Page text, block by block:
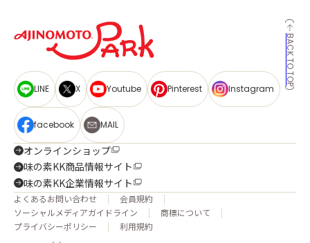
BACK TO TOP
LINE X Youtube Pinterest Instagram
facebook MAIL
オンラインショップ
味の素KK商品情報サイト
味の素KK企業情報サイト
よくあるお問い合わせ
会員規約
ソーシャルメディアガイドライン
商標について
プライバシーポリシー
利用規約